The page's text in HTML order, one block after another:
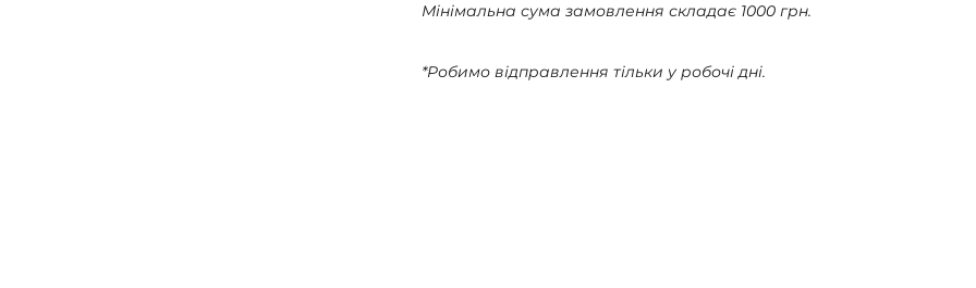
Мінімальна сума замовлення складає 1000 грн.
*Робимо відправлення тільки у робочі дні.